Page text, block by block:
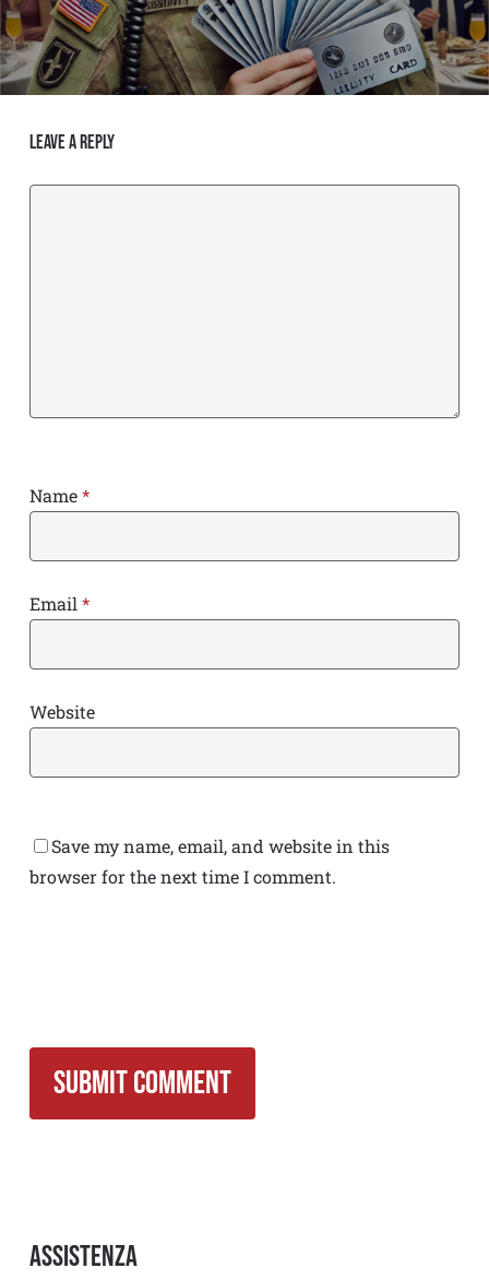
Leave a Reply
Name*
Email*
Website
Save my name, email, and website in this
browser for the next time I comment.
Assistenza